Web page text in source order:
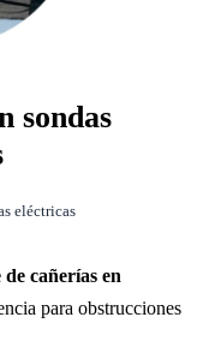
sondas
eléctricas
de cañerías en
para obstrucciones